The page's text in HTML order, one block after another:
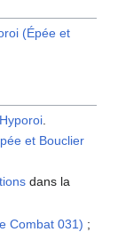
(Épée et
Hyporoi
et Bouclier
dans la
Combat 031) ;